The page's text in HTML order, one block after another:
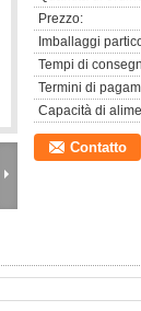
Prezzo:
Imballaggi
Tempi di
Termini di
Capacità di
Contatto